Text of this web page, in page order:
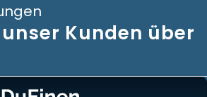
Kunden über